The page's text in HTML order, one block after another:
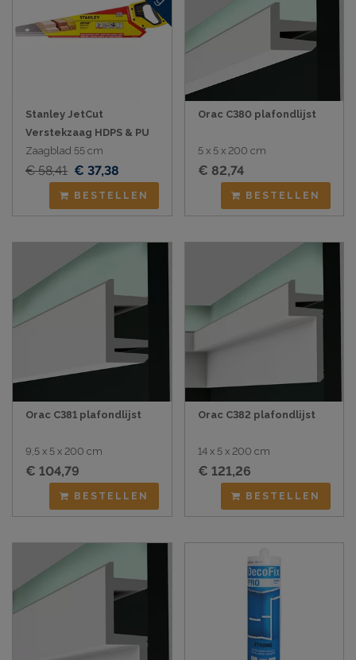
Stanley JetCut
Verstekzaag HDPS & PU
Zaagblad 55 cm
€ 58,41 € 37,38
BESTELLEN
Orac C380 plafondlijst
5 x 5 x 200 cm
€ 82,74
BESTELLEN
Orac C381 plafondlijst
9,5 x 5 x 200 cm
€ 104,79
BESTELLEN
Orac C382 plafondlijst
14 x 5 x 200 cm
€ 121,26
BESTELLEN